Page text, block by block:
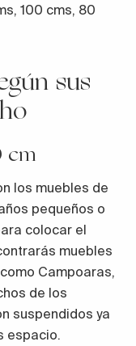
100 cms, 80
sus
cm
los muebles de
pequeños o
colocar el
muebles
Campoaras,
de los
suspendidos ya
espacio.